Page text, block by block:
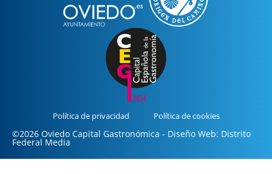
Política de privacidad Política de cookies
©2026 Oviedo Capital Gastronómica - Diseño Web: Distrito
Federal Media